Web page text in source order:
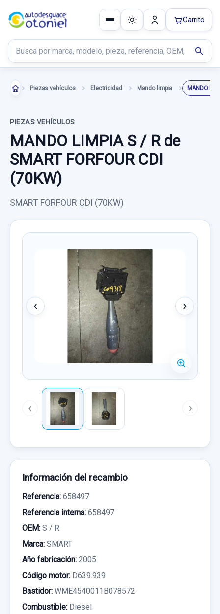
Buscar productos
search
Carrito
Piezas vehículos Electricidad Mando limpia MANDO
PIEZAS VEHÍCULOS
MANDO LIMPIA S / R de
SMART FORFOUR CDI
(70KW)
SMART FORFOUR CDI (70KW)
‹ ›
‹ ›
Información del recambio
Referencia: 658497
Referencia interna: 658497
OEM: S / R
Marca: SMART
Año fabricación: 2005
Código motor: D639.939
Bastidor: WME4540011B078572
Combustible: Diesel